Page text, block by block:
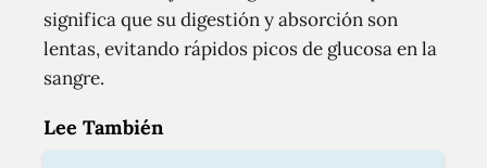
significa que su digestión y absorción son
lentas, evitando rápidos picos de glucosa en la
sangre.
Lee También